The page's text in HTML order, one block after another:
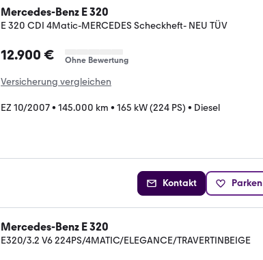
Mercedes-Benz E 320
E 320 CDI 4Matic-MERCEDES Scheckheft- NEU TÜV
12.900 € Ohne Bewertung
Versicherung vergleichen
EZ 10/2007• 145.000 km • 165 kW (224 PS) • Diesel
Kontakt Parken
Mercedes-Benz E 320
E320/3.2 V6 224PS/4MATIC/ELEGANCE/TRAVERTINBEIGE